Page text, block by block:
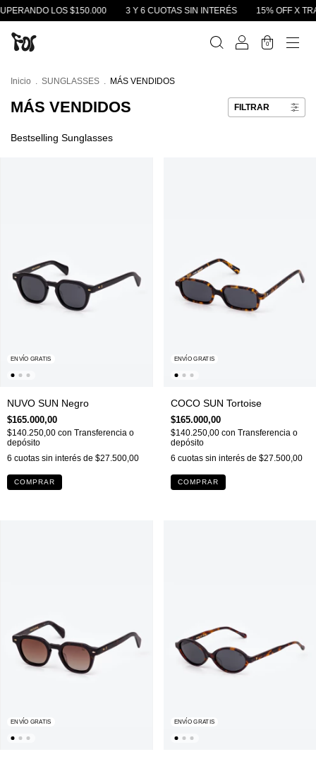
LOS $150.000 3 Y 6 CUOTAS SIN INTERÉS 15% OFF X
0
Inicio . SUNGLASSES . MÁS VENDIDOS
MÁS VENDIDOS FILTRAR
Bestselling Sunglasses
ENVÍO GRATIS
NUVO SUN Negro
$165.000,00
$140.250,00 con Transferencia o
depósito
6 cuotas sin interés de $27.500,00
ENVÍO GRATIS
COCO SUN Tortoise
$165.000,00
$140.250,00 con Transferencia o
depósito
6 cuotas sin interés de $27.500,00
ENVÍO GRATIS ENVÍO GRATIS